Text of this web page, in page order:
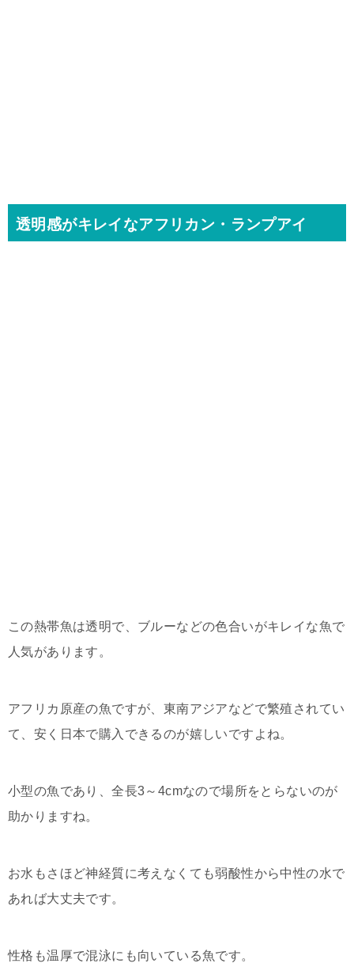
透明感がキレイなアフリカン・ランプアイ
この熱帯魚は透明で、ブルーなどの色合いがキレイな魚で
人気があります。
アフリカ原産の魚ですが、東南アジアなどで繁殖されてい
て、安く日本で購入できるのが嬉しいですよね。
小型の魚であり、全長3～4cmなので場所をとらないのが
助かりますね。
お水もさほど神経質に考えなくても弱酸性から中性の水で
あれば大丈夫です。
性格も温厚で混泳にも向いている魚です。